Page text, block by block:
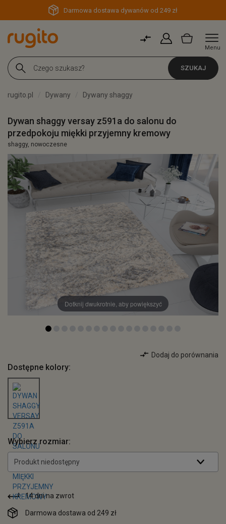
Darmowa dostawa dywanów od 249 zł
Menu
SZUKAJ
rugito.pl Dywany Dywany shaggy
Dywan shaggy versay z591a do salonu do
przedpokoju miękki przyjemny kremowy
shaggy, nowoczesne
Dotknij dwukrotnie, aby powiększyć
Dodaj do porównania
Dostępne kolory:
Wybierz rozmiar:
Produkt niedostępny
14 dni na zwrot
Darmowa dostawa od 249 zł